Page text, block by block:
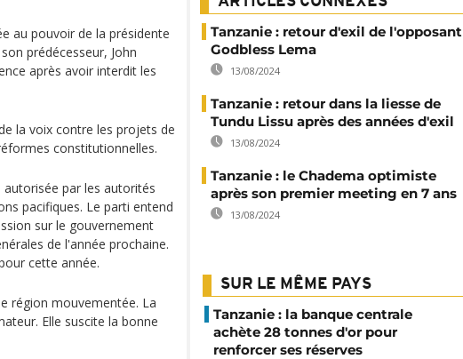
au pouvoir de la présidente
prédécesseur, John
après avoir interdit les
la voix contre les projets de
constitutionnelles.
par les autorités
pacifiques. Le parti entend
sur le gouvernement
de l'année prochaine.
cette année.
région mouvementée. La
Elle suscite la bonne
Tanzanie : retour d'exil de l'opposant
Godbless Lema
13/08/2024
Tanzanie : retour dans la liesse de
Tundu Lissu après des années d'exil
13/08/2024
Tanzanie : le Chadema optimiste
après son premier meeting en 7 ans
13/08/2024
SUR LE MÊME PAYS
Tanzanie : la banque centrale
achète 28 tonnes d'or pour
renforcer ses réserves